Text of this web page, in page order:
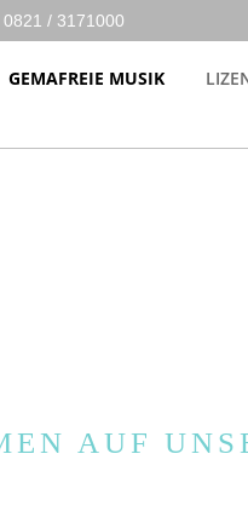
0821 / 3171000
GEMAFREIE MUSIK